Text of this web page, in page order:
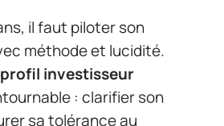
il faut piloter son
méthode et lucidité.
investisseur
: clarifier son
sa tolérance au